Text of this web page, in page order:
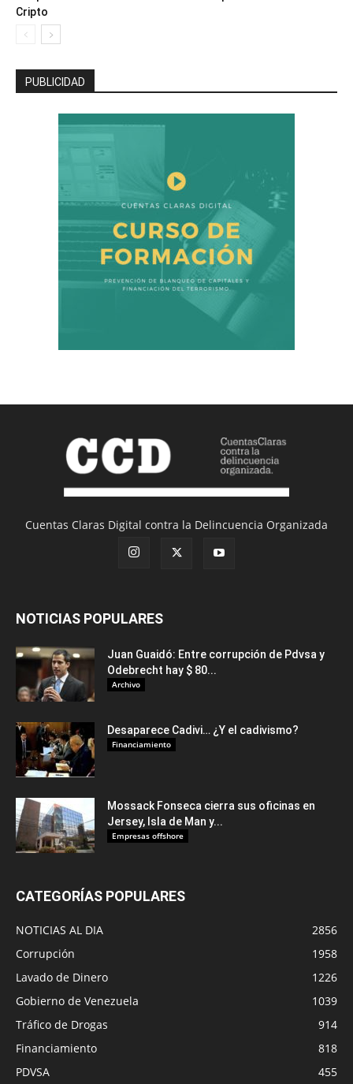
Cripto
PUBLICIDAD
Cuentas Claras Digital contra la Delincuencia Organizada
NOTICIAS POPULARES
Juan Guaidó: Entre corrupción de Pdvsa y
Odebrecht hay $ 80...
Archivo
Desaparece Cadivi… ¿Y el cadivismo?
Financiamiento
Mossack Fonseca cierra sus oficinas en
Jersey, Isla de Man y...
Empresas offshore
CATEGORÍAS POPULARES
NOTICIAS AL DIA
2856
Corrupción
1958
Lavado de Dinero
1226
Gobierno de Venezuela
1039
Tráfico de Drogas
914
Financiamiento
818
PDVSA
455